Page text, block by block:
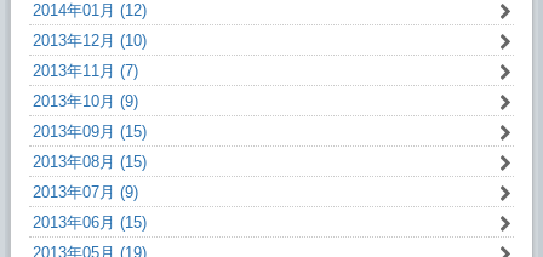
2014年01月 (12)
2013年12月 (10)
2013年11月 (7)
2013年10月 (9)
2013年09月 (15)
2013年08月 (15)
2013年07月 (9)
2013年06月 (15)
2013年05月 (19)